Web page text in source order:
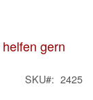
gern
SKU 2425